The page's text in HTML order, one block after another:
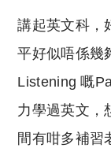
講起英文科，
平好似唔係幾
Listening 嘅
力學過英文，
間有咁多補習